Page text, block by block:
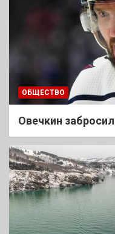
ОБЩЕСТВО
Овечкин